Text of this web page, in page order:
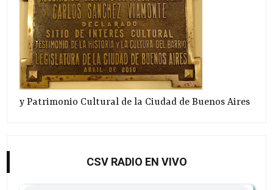
y Patrimonio Cultural de la Ciudad de Buenos Aires
CSV RADIO EN VIVO